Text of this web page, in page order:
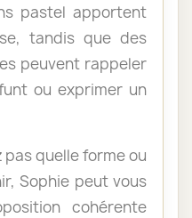
pastel apportent
tandis que des
peuvent rappeler
ou exprimer un
pas quelle forme ou
Sophie peut vous
cohérente